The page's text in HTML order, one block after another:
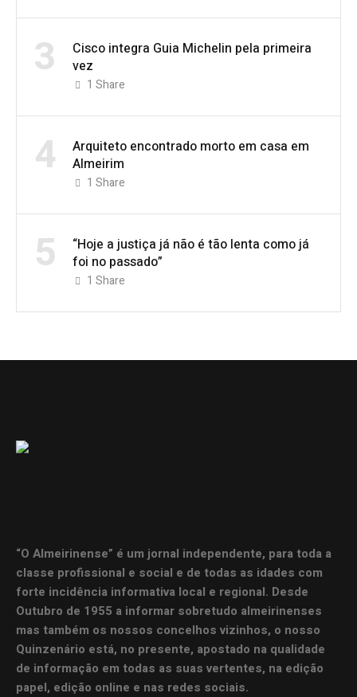
3
Cisco integra Guia Michelin pela primeira
vez
1 Share
4
Arquiteto encontrado morto em casa em
Almeirim
1 Share
5
“Hoje a justiça já não é tão lenta como já
foi no passado”
1 Share
“O Almeirinense” é um jornal independente, para toda a
classe profissional e social e de todas as idades com
forte incidência informativa local e regional. Desde
Outubro de 1955 a informar sobretudo almeirinenses
mas também os nossos concelhos vizinhos, o nosso
Quinzenário está, no presente, apostado na qualidade
de informação em todas as suas vertentes, na edição
papel, edição online e nas redes sociais.